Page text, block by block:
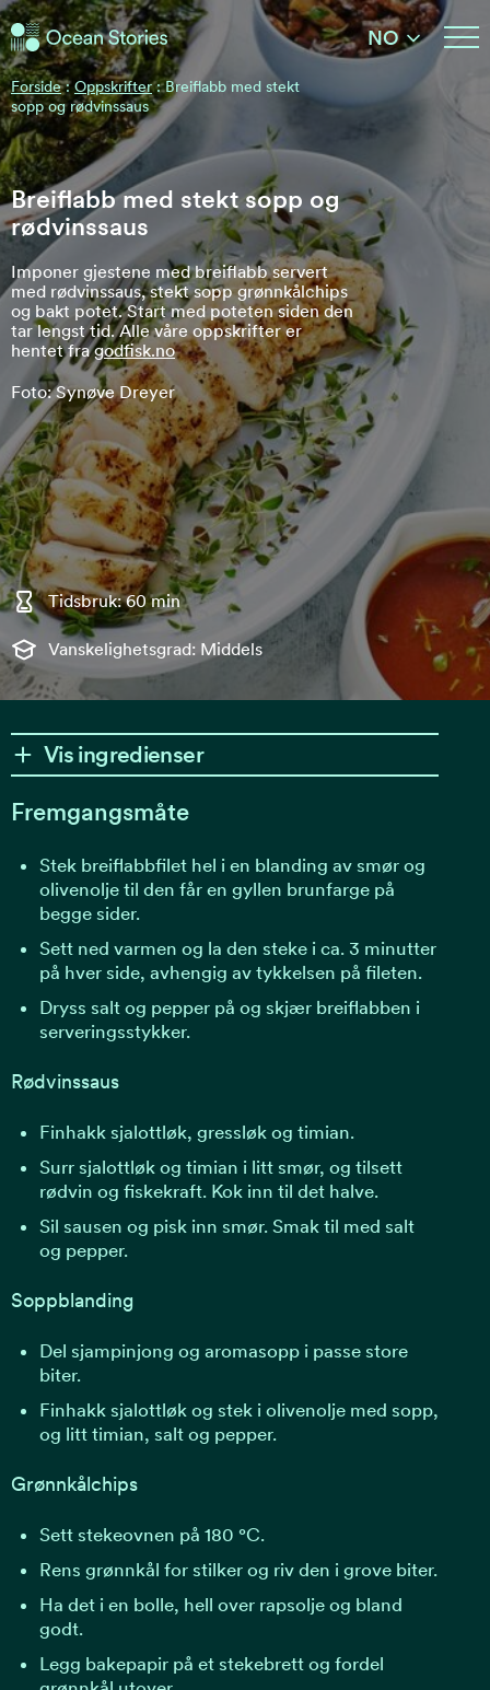
Ocean Stories
Ocean Stories
NO
Forside:Oppskrifter:Breiflabb med stekt
sopp og rødvinssaus
Breiflabb med stekt sopp og
rødvinssaus
Imponer gjestene med breiflabb servert
med rødvinssaus, stekt sopp grønnkålchips
og bakt potet. Start med poteten siden den
tar lengst tid. Alle våre oppskrifter er
hentet fragodfisk.no
Foto: Synøve Dreyer
Tidsbruk: 60 min
Vanskelighetsgrad: Middels
Vis ingredienser
Fremgangsmåte
Stek breiflabbfilet hel i en blanding av smør og
olivenolje til den får en gyllen brunfarge på
begge sider.
Sett ned varmen og la den steke i ca. 3 minutter
på hver side, avhengig av tykkelsen på fileten.
Dryss salt og pepper på og skjær breiflabben i
serveringsstykker.
Rødvinssaus
Finhakk sjalottløk, gressløk og timian.
Surr sjalottløk og timian i litt smør, og tilsett
rødvin og fiskekraft. Kok inn til det halve.
Sil sausen og pisk inn smør. Smak til med salt
og pepper.
Soppblanding
Del sjampinjong og aromasopp i passe store
biter.
Finhakk sjalottløk og stek i olivenolje med sopp,
og litt timian, salt og pepper.
Grønnkålchips
Sett stekeovnen på 180 °C.
Rens grønnkål for stilker og riv den i grove biter.
Ha det i en bolle, hell over rapsolje og bland
godt.
Legg bakepapir på et stekebrett og fordel